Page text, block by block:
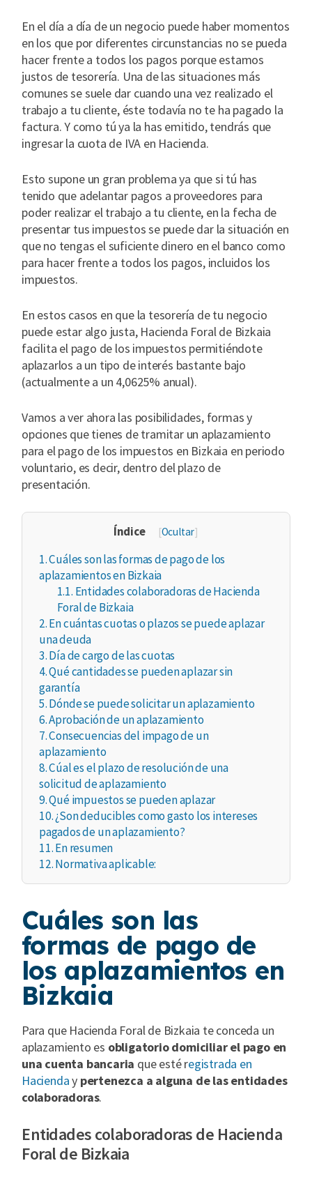
En el día a día de un negocio puede haber momentos
en los que por diferentes circunstancias no se pueda
hacer frente a todos los pagos porque estamos
justos de tesorería. Una de las situaciones más
comunes se suele dar cuando una vez realizado el
trabajo a tu cliente, éste todavía no te ha pagado la
factura. Y como tú ya la has emitido, tendrás que
ingresar la cuota de IVA en Hacienda.
Esto supone un gran problema ya que si tú has
tenido que adelantar pagos a proveedores para
poder realizar el trabajo a tu cliente, en la fecha de
presentar tus impuestos se puede dar la situación en
que no tengas el suficiente dinero en el banco como
para hacer frente a todos los pagos, incluidos los
impuestos.
En estos casos en que la tesorería de tu negocio
puede estar algo justa, Hacienda Foral de Bizkaia
facilita el pago de los impuestos permitiéndote
aplazarlos a un tipo de interés bastante bajo
(actualmente a un 4,0625% anual).
Vamos a ver ahora las posibilidades, formas y
opciones que tienes de tramitar un aplazamiento
para el pago de los impuestos en Bizkaia en periodo
voluntario, es decir, dentro del plazo de
presentación.
Índice [Ocultar]
1.Cuáles son las formas de pago de los
aplazamientos en Bizkaia
1.1. Entidades colaboradoras de Hacienda
Foral de Bizkaia
2.En cuántas cuotas o plazos se puede aplazar
una deuda
3.Día de cargo de las cuotas
4.Qué cantidades se pueden aplazar sin
garantía
5.Dónde se puede solicitar un aplazamiento
6.Aprobación de un aplazamiento
7.Consecuencias del impago de un
aplazamiento
8.Cúal es el plazo de resolución de una
solicitud de aplazamiento
9.Qué impuestos se pueden aplazar
10.¿Son deducibles como gasto los intereses
pagados de un aplazamiento?
11.En resumen
12.Normativa aplicable:
Cuáles son las
formas de pago de
los aplazamientos en
Bizkaia
Para que Hacienda Foral de Bizkaia te conceda un
aplazamiento es obligatorio domiciliar el pago en
una cuenta bancaria que esté registrada en
Hacienday pertenezca a alguna de las entidades
colaboradoras.
Entidades colaboradoras de Hacienda
Foral de Bizkaia